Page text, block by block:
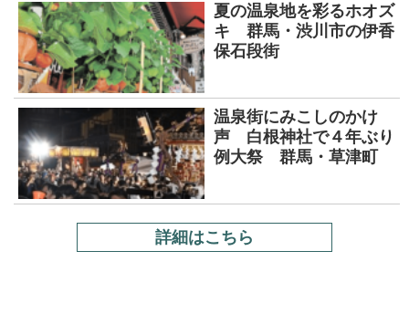
夏の温泉地を彩るホオズ
キ 群馬・渋川市の伊香
保石段街
温泉街にみこしのかけ
声 白根神社で４年ぶり
例大祭 群馬・草津町
詳細はこちら